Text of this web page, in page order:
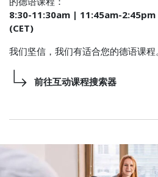
8:30-11:30am | 11:45am-
(CET)
我们坚信，我们有适合您的德语课程。
前往互动课程搜索器